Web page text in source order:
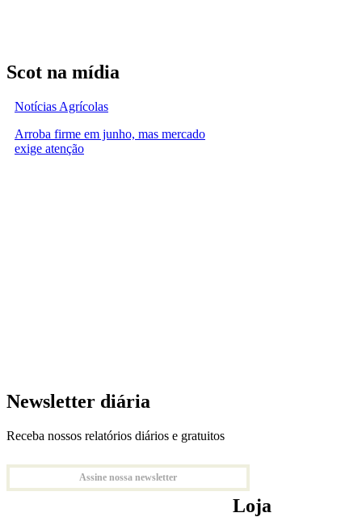
Scot na mídia
Notícias Agrícolas
Arroba firme em junho, mas mercado
exige atenção
Newsletter diária
Receba nossos relatórios diários e gratuitos
Assine nossa newsletter
Loja